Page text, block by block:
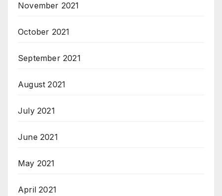
November 2021
October 2021
September 2021
August 2021
July 2021
June 2021
May 2021
April 2021